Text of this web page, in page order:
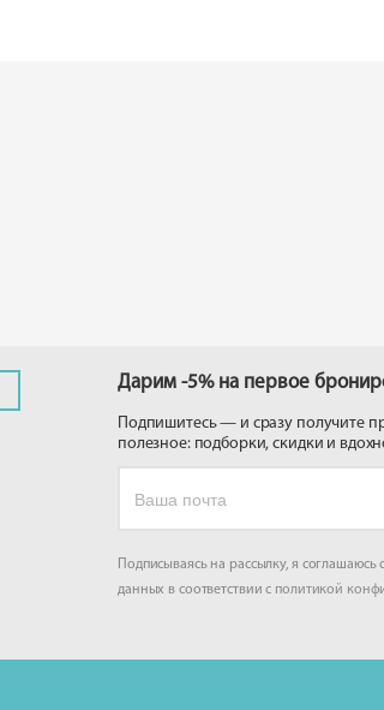
Дарим -5% на первое
Подпишитесь — и сразу получите
полезное: подборки, скидки и
Подписываясь на рассылку, я
данных в соответствии с политикой